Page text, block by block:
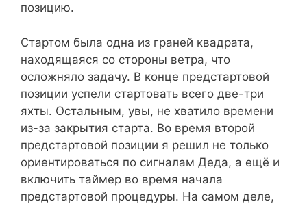
позицию.
Стартом была одна из граней квадрата,
находящаяся со стороны ветра, что
осложняло задачу. В конце предстартовой
позиции успели стартовать всего две-три
яхты. Остальным, увы, не хватило времени
из-за закрытия старта. Во время второй
предстартовой позиции я решил не только
ориентироваться по сигналам Деда, а ещё и
включить таймер во время начала
предстартовой процедуры. На самом деле,